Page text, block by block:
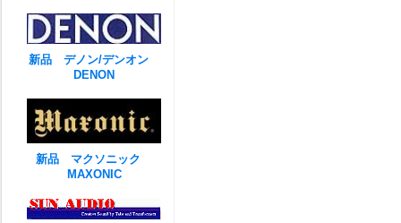
新品 デノン/デンオン
DENON
新品 マクソニック
MAXONIC